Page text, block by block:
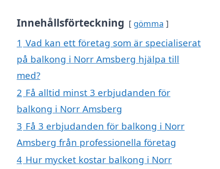
Innehållsförteckning gömma
1 Vad kan ett företag som är specialiserat
på balkong i Norr Amsberg hjälpa till
med?
2 Få alltid minst 3 erbjudanden för
balkong i Norr Amsberg
3 Få 3 erbjudanden för balkong i Norr
Amsberg från professionella företag
4 Hur mycket kostar balkong i Norr